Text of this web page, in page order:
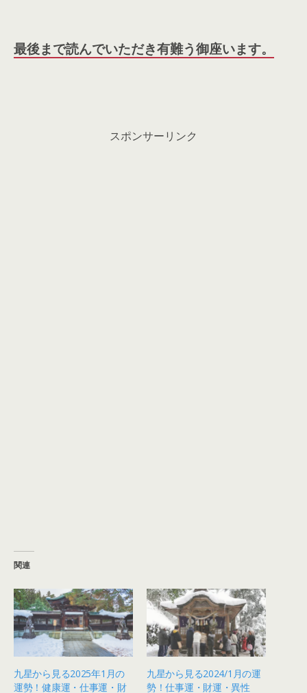
最後まで読んでいただき有難う御座います。
スポンサーリンク
関連
九星から見る2025年1月の
運勢！健康運・仕事運・財
九星から見る2024/1月の運
勢！仕事運・財運・異性